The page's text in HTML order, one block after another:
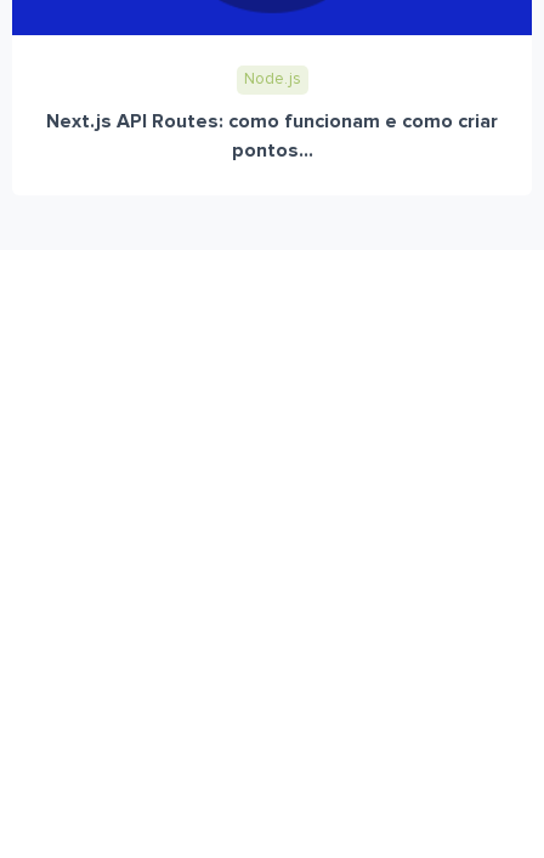
Node.js
Next.js API Routes: como funcionam e como criar
pontos...